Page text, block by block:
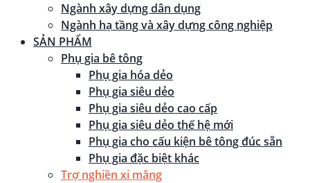
Ngành xây dựng dân dụng
Ngành hạ tầng và xây dựng công nghiệp
SẢN PHẨM
Phụ gia bê tông
Phụ gia hóa dẻo
Phụ gia siêu dẻo
Phụ gia siêu dẻo cao cấp
Phụ gia siêu dẻo thế hệ mới
Phụ gia cho cấu kiện bê tông đúc sẵn
Phụ gia đặc biệt khác
Trợ nghiền xi măng